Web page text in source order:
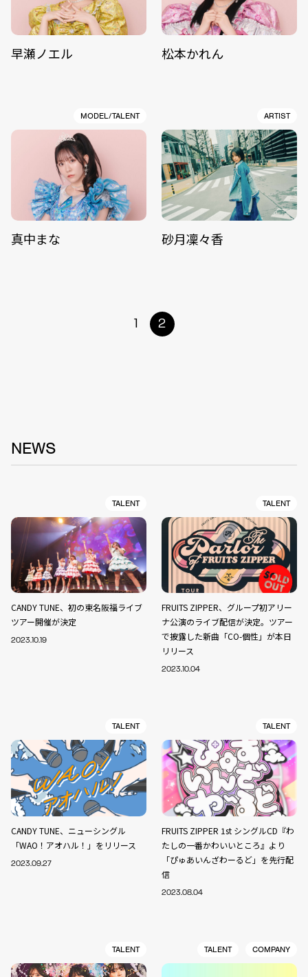
早瀬ノエル 松本かれん
MODEL/TALENT
真中まな
ARTIST
砂月凜々香
1 2
NEWS
TALENT
CANDY TUNE、初の東名阪福ライブ
ツアー開催が決定
2023.10.19
TALENT
FRUITS ZIPPER、グループ初アリー
ナ公演のライブ配信が決定。ツアー
で披露した新曲「CO-個性」が本日
リリース
2023.10.04
TALENT
CANDY TUNE、ニューシングル
「WAO！アオハル！」をリリース
2023.09.27
TALENT
FRUITS ZIPPER 1st シングルCD『わ
たしの一番かわいいところ』より
「ぴゅあいんざわーるど」を先行配
信
2023.08.04
TALENT TALENT COMPANY